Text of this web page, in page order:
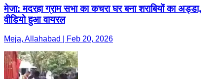
मेजा: मदरहा ग्राम सभा का कचरा घर बना शराबियों का अड्डा,
वीडियो हुआ वायरल
Meja, Allahabad | Feb 20, 2026